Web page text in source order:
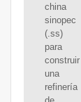
china
sinopec
(.ss)
para
construir
una
refinería